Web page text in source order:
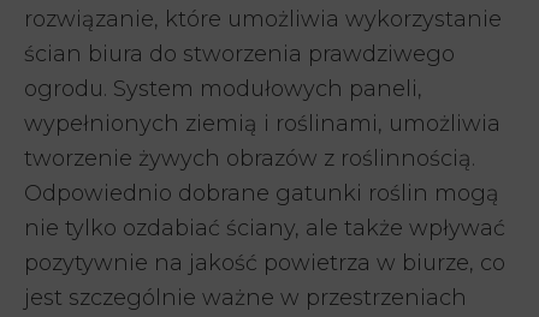
rozwiązanie, które umożliwia wykorzystanie
ścian biura do stworzenia prawdziwego
ogrodu. System modułowych paneli,
wypełnionych ziemią i roślinami, umożliwia
tworzenie żywych obrazów z roślinnością.
Odpowiednio dobrane gatunki roślin mogą
nie tylko ozdabiać ściany, ale także wpływać
pozytywnie na jakość powietrza w biurze, co
jest szczególnie ważne w przestrzeniach